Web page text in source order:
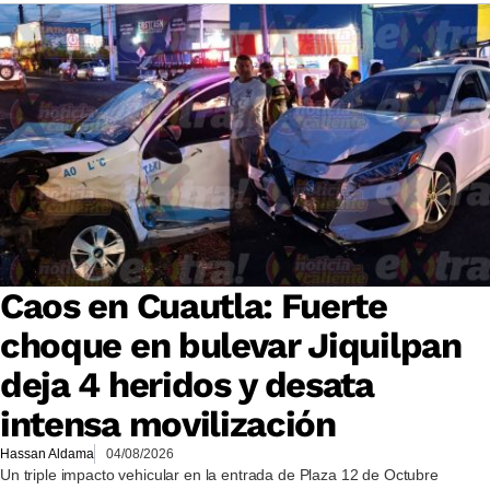
Caos en Cuautla: Fuerte
choque en bulevar Jiquilpan
deja 4 heridos y desata
intensa movilización
Hassan Aldama 04/08/2026
Un triple impacto vehicular en la entrada de Plaza 12 de Octubre